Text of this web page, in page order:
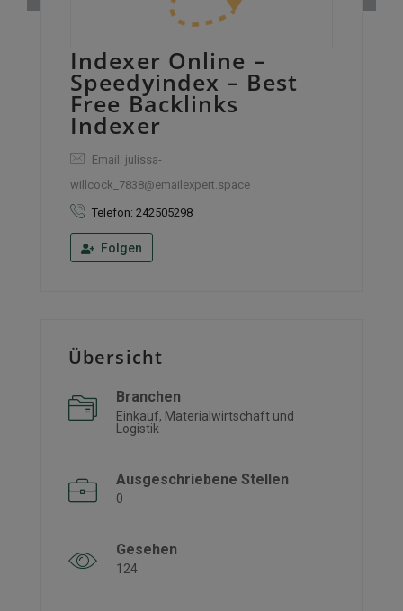
Indexer Online –
Speedyindex – Best
Free Backlinks
Indexer
Email: julissa-
willcock_7838@emailexpert.space
Telefon: 242505298
Folgen
Übersicht
Branchen
Einkauf, Materialwirtschaft und
Logistik
Ausgeschriebene Stellen
0
Gesehen
124